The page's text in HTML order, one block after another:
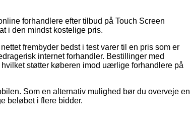
forhandlere efter tilbud på Touch Screen
i den mindst kostelige pris.
frembyder bedst i test varer til en pris som er
internet forhandler. Bestillinger med
støtter køberen imod uærlige forhandlere på
Som en alternativ mulighed bør du overveje en
beløbet i flere bidder.